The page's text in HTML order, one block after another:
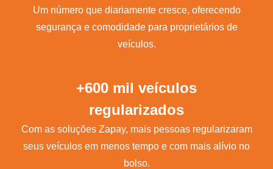
Um número que diariamente cresce, oferecendo
segurança e comodidade para proprietários de
veículos.
+600 mil veículos
regularizados
Com as soluções Zapay, mais pessoas regularizaram
seus veículos em menos tempo e com mais alívio no
bolso.